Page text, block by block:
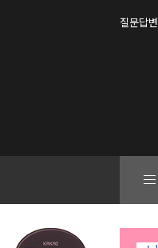
질문답변